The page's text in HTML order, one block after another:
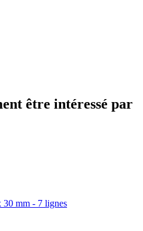
être intéressé par
mm - 7 lignes